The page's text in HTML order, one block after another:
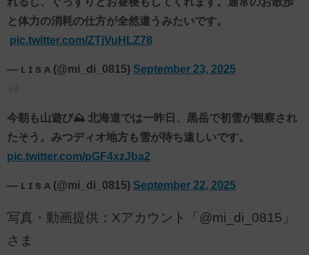
と体力の消耗の仕方が全然違うみたいです。⁡
pic.twitter.com/ZTjVuHLZ78
— ʟ ɪ s ᴀ (@mi_di_0815) September 23, 2025
今朝も山遊び⛰️ 北海道では一昨日、黒岳で初雪が観察され
たそう。みつディオ地方も雪が待ち遠しいです。
pic.twitter.com/pGF4xzJba2
— ʟ ɪ s ᴀ (@mi_di_0815) September 22, 2025
写真・動画提供：Xアカウント「@mi_di_0815」
さま